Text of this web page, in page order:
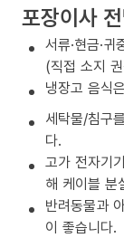
포장이사
서류·현금·
(직접 소지
냉장고 음식
세탁물/침구
다.
고가 전자기
해 케이블 분
반려동물과
이 좋습니다.